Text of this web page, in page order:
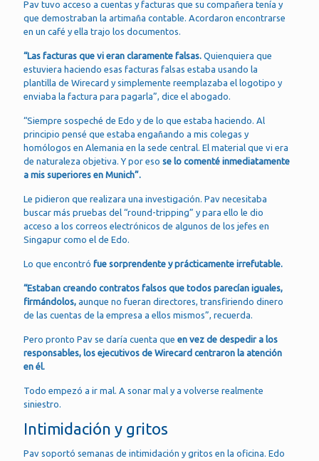
Pav tuvo acceso a cuentas y facturas que su compañera tenía y
que demostraban la artimaña contable. Acordaron encontrarse
en un café y ella trajo los documentos.
“Las facturas que vi eran claramente falsas. Quienquiera que
estuviera haciendo esas facturas falsas estaba usando la
plantilla de Wirecard y simplemente reemplazaba el logotipo y
enviaba la factura para pagarla”, dice el abogado.
“Siempre sospeché de Edo y de lo que estaba haciendo. Al
principio pensé que estaba engañando a mis colegas y
homólogos en Alemania en la sede central. El material que vi era
de naturaleza objetiva. Y por eso se lo comenté inmediatamente
a mis superiores en Munich”.
Le pidieron que realizara una investigación. Pav necesitaba
buscar más pruebas del “round-tripping” y para ello le dio
acceso a los correos electrónicos de algunos de los jefes en
Singapur como el de Edo.
Lo que encontró fue sorprendente y prácticamente irrefutable.
“Estaban creando contratos falsos que todos parecían iguales,
firmándolos, aunque no fueran directores, transfiriendo dinero
de las cuentas de la empresa a ellos mismos”, recuerda.
Pero pronto Pav se daría cuenta que en vez de despedir a los
responsables, los ejecutivos de Wirecard centraron la atención
en él.
Todo empezó a ir mal. A sonar mal y a volverse realmente
siniestro.
Intimidación y gritos
Pav soportó semanas de intimidación y gritos en la oficina. Edo